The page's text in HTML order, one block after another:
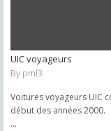
UIC voyageurs
By pml3
Voitures voyageurs UIC
début des années 2000.
...